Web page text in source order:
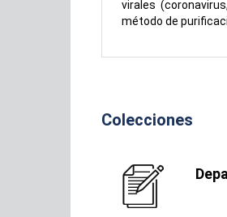
virales
método de
Colecciones